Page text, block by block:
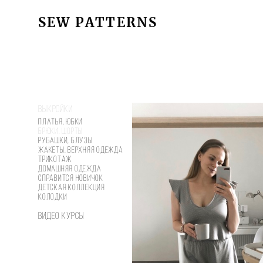
SEW PATTERNS
SEW PATTERNS
Выкройки
Платья, юбки
Рубашки, блузы
Жакеты, верхняя одежда
Трикотаж
Домашняя одежда
Справится новичок
Детская коллекция
Колодки
Видео курсы